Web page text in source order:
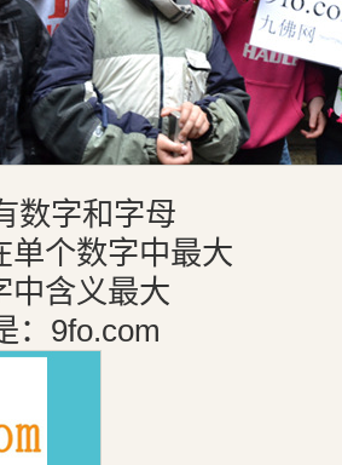
数字和字母
单个数字中最大
中含义最大
：9fo.com